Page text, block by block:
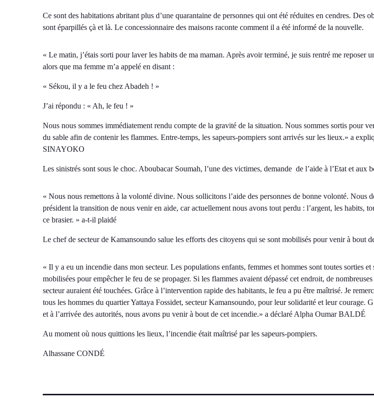
Ce sont des habitations abritant plus d’une quarantaine de personnes qui ont été réduites en cendres. Des
sont éparpillés çà et là. Le concessionnaire des maisons raconte comment il a été informé de la nouvelle.
« Le matin, j’étais sorti pour laver les habits de ma maman. Après avoir terminé, je suis rentré me reposer
alors que ma femme m’a appelé en disant :
« Sékou, il y a le feu chez Abadeh ! »
J’ai répondu : « Ah, le feu ! »
Nous nous sommes immédiatement rendu compte de la gravité de la situation. Nous sommes sortis pour
du sable afin de contenir les flammes. Entre-temps, les sapeurs-pompiers sont arrivés sur les lieux.» a
SINAYOKO
Les sinistrés sont sous le choc. Aboubacar Soumah, l’une des victimes, demande de l’aide à l’Etat et aux
« Nous nous remettons à la volonté divine. Nous sollicitons l’aide des personnes de bonne volonté. Nous
président la transition de nous venir en aide, car actuellement nous avons tout perdu : l’argent, les habits,
ce brasier. » a-t-il plaidé
Le chef de secteur de Kamansoundo salue les efforts des citoyens qui se sont mobilisés pour venir à bout
« Il y a eu un incendie dans mon secteur. Les populations enfants, femmes et hommes sont toutes sorties et
mobilisées pour empêcher le feu de se propager. Si les flammes avaient dépassé cet endroit, de
secteur auraient été touchées. Grâce à l’intervention rapide des habitants, le feu a pu être maîtrisé. Je
tous les hommes du quartier Yattaya Fossidet, secteur Kamansoundo, pour leur solidarité et leur courage.
et à l’arrivée des autorités, nous avons pu venir à bout de cet incendie.» a déclaré Alpha Oumar BALDÉ
Au moment où nous quittions les lieux, l’incendie était maîtrisé par les sapeurs-pompiers.
Alhassane CONDÉ